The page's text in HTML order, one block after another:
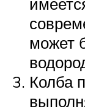
может
Колба